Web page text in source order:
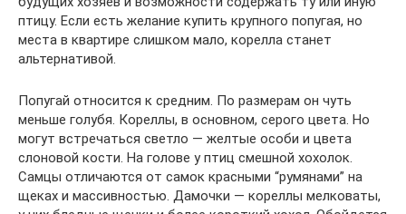
птицу. Если есть желание купить крупного попугая, но
места в квартире слишком мало, корелла станет
альтернативой.
Попугай относится к средним. По размерам он чуть
меньше голубя. Кореллы, в основном, серого цвета. Но
могут встречаться светло — желтые особи и цвета
слоновой кости. На голове у птиц смешной хохолок.
Самцы отличаются от самок красными “румянами” на
щеках и массивностью. Дамочки — кореллы мелковаты,